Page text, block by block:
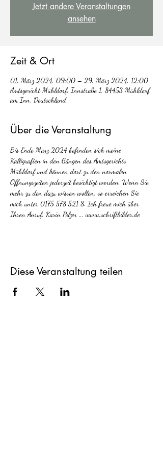
Jetzt andere Veranstaltungen
ansehen
Zeit & Ort
01. März 2024, 09:00 – 29. März 2024, 12:00
Amtsgericht Mühldorf, Innstraße 1, 84453 Mühldorf
am Inn, Deutschland
Über die Veranstaltung
Bis Ende März 2024 befinden sich meine
Kalligrafien in den Gängen des Amtsgerichts
Mühldorf und können dort zu den normalen
Öffnungszeiten jederzeit besichtigt werden. Wenn Sie
mehr zu den dazu wissen wollen, so erreichen Sie
mich unter 0175 578 521 8. Ich freue mich über
Ihren Anruf. Karin Polzer ... www.schriftbilder.de
Diese Veranstaltung teilen